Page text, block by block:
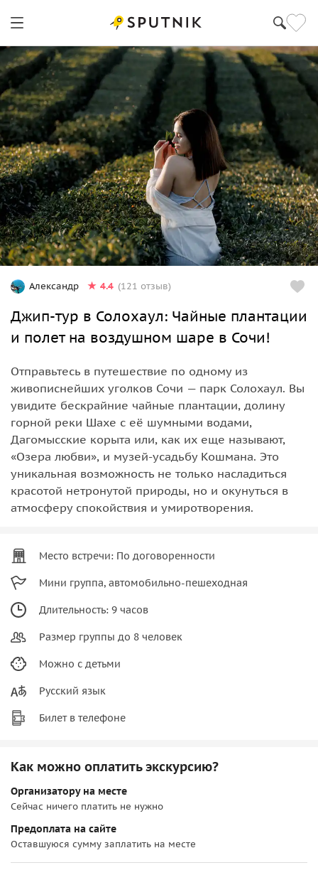
Александр 4.4 (121 отзыв)
Джип-тур в Солохаул: Чайные плантации
и полет на воздушном шаре в Сочи!
Отправьтесь в путешествие по одному из
живописнейших уголков Сочи — парк Солохаул. Вы
увидите бескрайние чайные плантации, долину
горной реки Шахе с её шумными водами,
Дагомысские корыта или, как их еще называют,
«Озера любви», и музей-усадьбу Кошмана. Это
уникальная возможность не только насладиться
красотой нетронутой природы, но и окунуться в
атмосферу спокойствия и умиротворения.
Место встречи: По договоренности
Мини группа, автомобильно-пешеходная
Длительность: 9 часов
Размер группы до 8 человек
Можно с детьми
Русский язык
Билет в телефоне
Как можно оплатить экскурсию?
Организатору на месте
Сейчас ничего платить не нужно
Предоплата на сайте
Оставшуюся сумму заплатить на месте